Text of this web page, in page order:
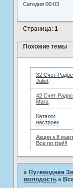
Сегодня 00:03
Страница: 1
Похожие темы
32 Счет
Juliet
42 Счет
Mara
Каталог
настроек
Акция к 8
Все по три!!!
» Путеводная
молодость »